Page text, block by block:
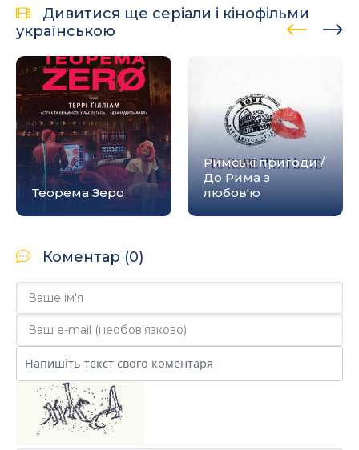
Дивитися ще серіали і кінофільми
українською
Теорема Зеро
Римські пригоди /
До Рима з
любов'ю
Коментар (0)